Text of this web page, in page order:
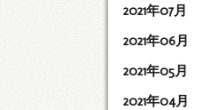
2021年07月
2021年06月
2021年05月
2021年04月